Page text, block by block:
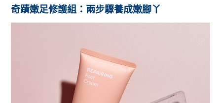
奇蹟嫩足修護組：兩步驟養成嫩腳丫